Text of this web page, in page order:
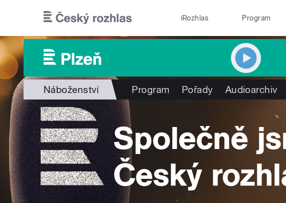
iRozhlas Program
Náboženství Program Pořady Audioarchiv